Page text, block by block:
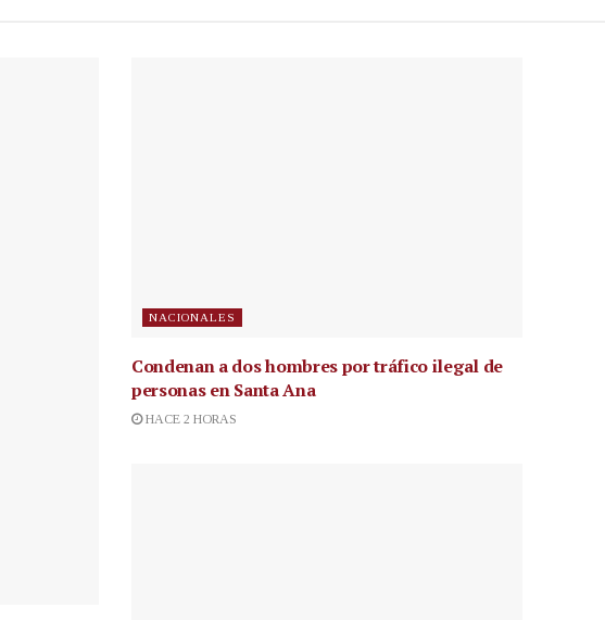
NACIONALES
Condenan a dos hombres por tráfico ilegal de
personas en Santa Ana
HACE 2 HORAS